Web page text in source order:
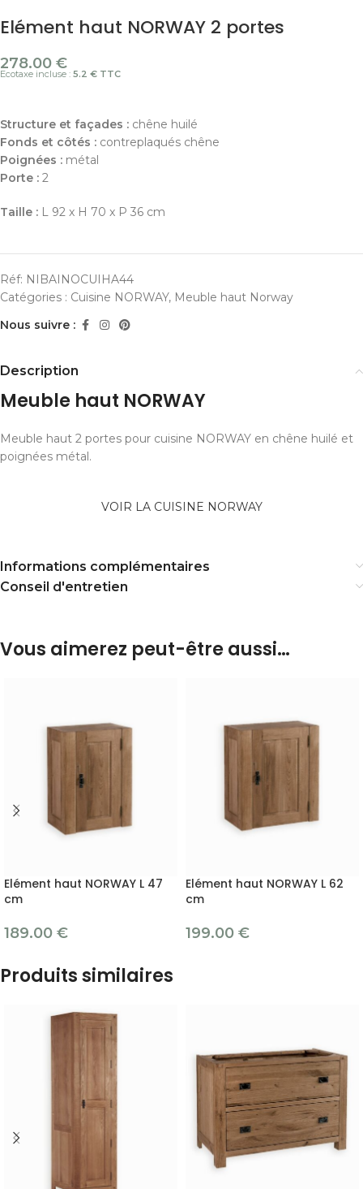
Elément haut NORWAY 2 portes
278.00 €
Ecotaxe incluse : 5.2 € TTC
Structure et façades : chêne huilé
Fonds et côtés : contreplaqués chêne
Poignées : métal
Porte : 2
Taille : L 92 x H 70 x P 36 cm
Réf: NIBAINOCUIHA44
Catégories : Cuisine NORWAY, Meuble haut Norway
Nous suivre :
Description
Meuble haut NORWAY
Meuble haut 2 portes pour cuisine NORWAY en chêne huilé et
poignées métal.
VOIR LA CUISINE NORWAY
Informations complémentaires
Conseil d'entretien
Vous aimerez peut-être aussi…
Elément haut NORWAY L 47
cm
189.00 €
Elément haut NORWAY L 62
cm
199.00 €
Produits similaires